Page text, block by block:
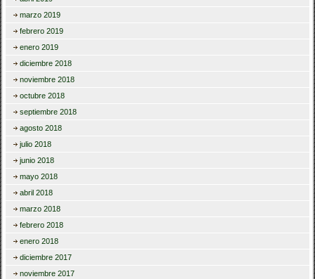
marzo 2019
febrero 2019
enero 2019
diciembre 2018
noviembre 2018
octubre 2018
septiembre 2018
agosto 2018
julio 2018
junio 2018
mayo 2018
abril 2018
marzo 2018
febrero 2018
enero 2018
diciembre 2017
noviembre 2017